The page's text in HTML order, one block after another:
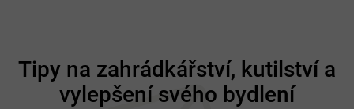
Tipy na zahrádkářství, kutilství a
vylepšení svého bydlení